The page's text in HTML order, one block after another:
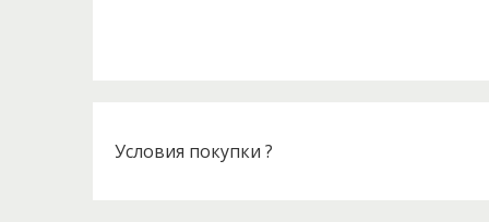
Успех или провал выбранной стратегии
от того, как эти решения реализуются в
Условия покупки ?